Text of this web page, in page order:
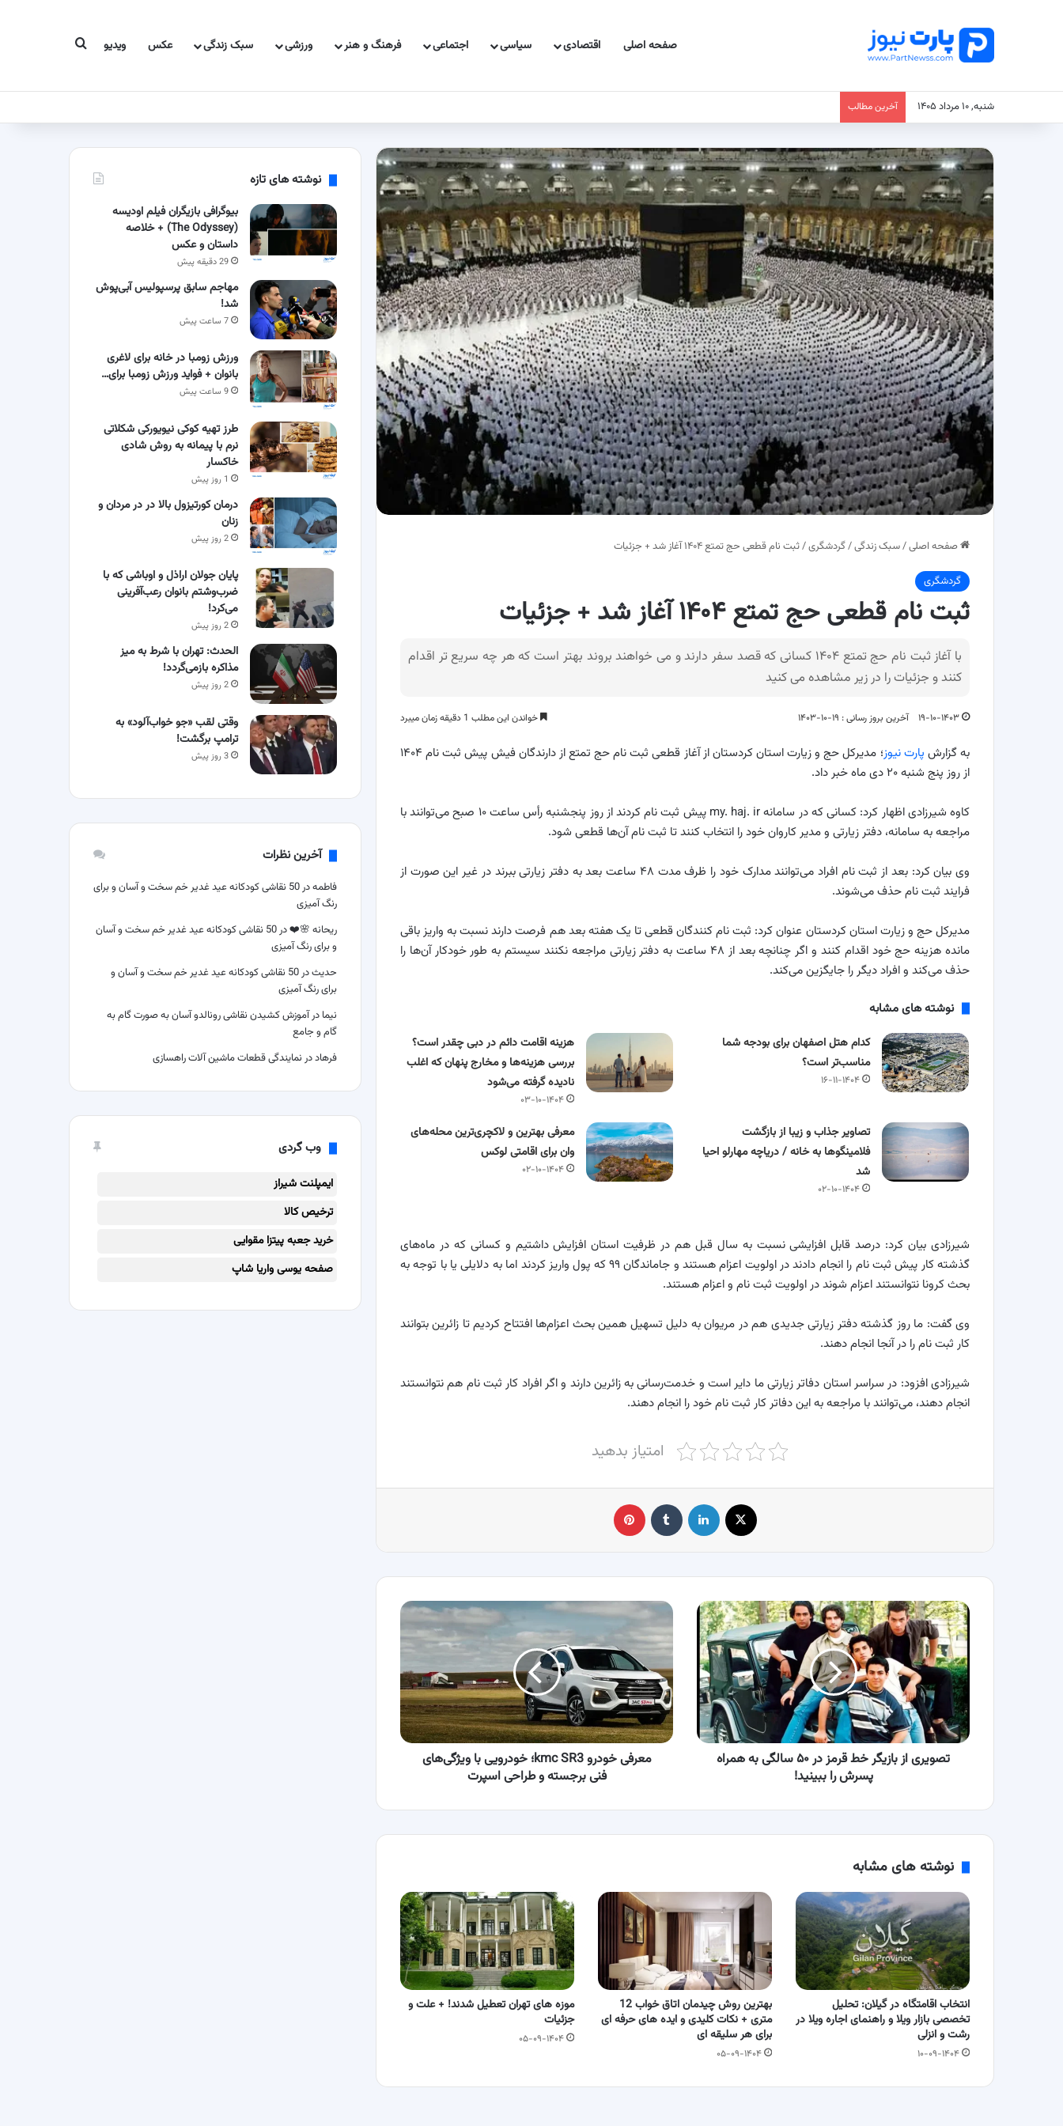
صفحه اصلی اقتصادی سیاسی اجتماعی فرهنگ و هنر ورزشی سبک زندگی عکس ویدیو جستجو برای
شنبه, ۱۰ مرداد ۱۴۰۵ آخرین مطالب
صفحه اصلی/سبک زندگی/گردشگری/ثبت نام قطعی حج تمتع ۱۴۰۴ آغاز شد + جزئیات
گردشگری
ثبت نام قطعی حج تمتع ۱۴۰۴ آغاز شد + جزئیات
با آغاز ثبت نام حج تمتع ۱۴۰۴ کسانی که قصد سفر دارند و می خواهند بروند بهتر است که هر چه سریع تر اقدام
کنند و جزئیات را در زیر مشاهده می کنید
۱۹-۱۰-۱۴۰۳ آخرین بروز رسانی : ۱۹-۱۰-۱۴۰۳ خواندن این مطلب 1 دقیقه زمان میبرد
به گزارش پارت نیوز
؛ مدیرکل حج و زیارت استان کردستان از آغاز قطعی ثبت نام حج تمتع از دارندگان فیش پیش ثبت نام ۱۴۰۴
از روز پنج شنبه ۲۰ دی ماه خبر داد.
کاوه شیرزادی اظهار کرد: کسانی که در سامانه my. haj. ir پیش ثبت نام کردند از روز پنجشنبه رأس ساعت ۱۰ صبح می‌توانند با
مراجعه به سامانه، دفتر زیارتی و مدیر کاروان خود را انتخاب کنند تا ثبت نام آن‌ها قطعی شود.
وی بیان کرد: بعد از ثبت نام افراد می‌توانند مدارک خود را ظرف مدت ۴۸ ساعت بعد به دفتر زیارتی ببرند در غیر این صورت از
فرایند ثبت نام حذف می‌شوند.
مدیرکل حج و زیارت استان کردستان عنوان کرد: ثبت نام کنندگان قطعی تا یک هفته بعد هم فرصت دارند نسبت به واریز باقی
مانده هزینه حج خود اقدام کنند و اگر چنانچه بعد از ۴۸ ساعت به دفتر زیارتی مراجعه نکنند سیستم به طور خودکار آن‌ها را
حذف می‌کند و افراد دیگر را جایگزین می‌کند.
نوشته های مشابه
کدام هتل اصفهان برای بودجه شما
مناسب‌تر است؟
۱۶-۱۱-۱۴۰۴
هزینه اقامت دائم در دبی چقدر است؟
بررسی هزینه‌ها و مخارج پنهان که اغلب
نادیده گرفته می‌شود
۰۳-۱۰-۱۴۰۴
تصاویر جذاب و زیبا از بازگشت
فلامینگوها به خانه / دریاچه مهارلو احیا
شد
۰۲-۱۰-۱۴۰۴
معرفی بهترین و لاکچری‌ترین محله‌های
وان برای اقامتی لوکس
۰۲-۱۰-۱۴۰۴
شیرزادی بیان کرد: درصد قابل افزایشی نسبت به سال قبل هم در ظرفیت استان افزایش داشتیم و کسانی که در ماه‌های
گذشته کار پیش ثبت نام را انجام دادند در اولویت اعزام هستند و جاماندگان ۹۹ که پول واریز کردند اما به دلایلی یا با توجه به
بحث کرونا نتوانستند اعزام شوند در اولویت ثبت نام و اعزام هستند.
وی گفت: ما روز گذشته دفتر زیارتی جدیدی هم در مریوان به دلیل تسهیل همین بحث اعزام‌ها افتتاح کردیم تا زائرین بتوانند
کار ثبت نام را در آنجا انجام دهند.
شیرزادی افزود: در سراسر استان دفاتر زیارتی ما دایر است و خدمت‌رسانی به زائرین دارند و اگر افراد کار ثبت نام هم نتوانستند
انجام دهند، می‌توانند با مراجعه به این دفاتر کار ثبت نام خود را انجام دهند.
امتیاز بدهید
لینکدین ‫تامبلر
تصویری
از
بازیگر
خط
قرمز
در
۵۰
سالگی
به
همراه
ببینید!
تصویری از بازیگر خط قرمز در ۵۰ سالگی به همراه
پسرش را ببینید!
معرفی
خودرو
kmc
SR3؛
خودرویی
با
ویژگی‌های
فنی
برجسته
معرفی خودرو kmc SR3؛ خودرویی با ویژگی‌های
فنی برجسته و طراحی اسپرت
نوشته های مشابه
انتخاب اقامتگاه در گیلان: تحلیل
تخصصی بازار ویلا و راهنمای اجاره ویلا در
رشت و انزلی
۱۰-۰۹-۱۴۰۴
بهترین روش چیدمان اتاق خواب 12
متری + نکات کلیدی و ایده های حرفه ای
برای هر سلیقه ای
۰۵-۰۹-۱۴۰۴
موزه های تهران تعطیل شدند! + علت و
جزئیات
۰۵-۰۹-۱۴۰۴
نوشته های تازه
بیوگرافی بازیگران فیلم اودیسه
(The Odyssey) + خلاصه
داستان و عکس
29 دقیقه پیش
مهاجم سابق پرسپولیس آبی‌پوش
شد!
7 ساعت پیش
ورزش زومبا در خانه برای لاغری
بانوان + فواید ورزش زومبا برای…
9 ساعت پیش
طرز تهیه کوکی نیویورکی شکلاتی
نرم با پیمانه به روش شادی
خاکسار
1 روز پیش
درمان کورتیزول بالا در در مردان و
زنان
2 روز پیش
پایان جولان اراذل و اوباشی که با
ضرب‌وشتم بانوان رعب‌آفرینی
می‌کرد!
2 روز پیش
الحدث: تهران با شرط به میز
مذاکره بازمی‌گردد!
2 روز پیش
وقتی لقب «جو خواب‌آلود» به
ترامپ برگشت!
3 روز پیش
آخرین نظرات
فاطمهدر
50 نقاشی کودکانه عید غدیر خم سخت و آسان و برای
رنگ آمیزی
ریحانه 🌸❤️در
50 نقاشی کودکانه عید غدیر خم سخت و آسان
و برای رنگ آمیزی
حدیثدر
50 نقاشی کودکانه عید غدیر خم سخت و آسان و
برای رنگ آمیزی
نیما درآموزش کشیدن نقاشی رونالدو آسان به صورت گام به
گام و جامع
فرهاددر نمایندگی قطعات ماشین آلات راهسازی
وب گردی
ایمپلنت شیراز
ترخیص کالا
خرید جعبه پیتزا مقوایی
صفحه یوسی واریا شاپ